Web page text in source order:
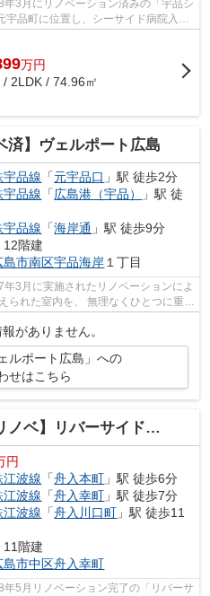
宇品町に位置し、シーサイド病院入口
万円
/ 2LDK / 74.96㎡
済】ヴェルポート広島
宇品線 「元宇品口 」駅 徒歩2分
宇品線 「広島港（宇品）
」駅 徒
宇品線 「海岸通 」駅 徒歩9分
12階建
島市南区宇品海岸 １丁目
られた室内を、 無理なくひとつに重ね
がありません。
ルポート広島」への
せはこちら
ベ】リバーサイドネオ舟入
円
江波線 「舟入本町 」駅 徒歩6分
江波線 「舟入幸町 」駅 徒歩7分
江波線 「舟入川口町 」駅 徒歩11
11階建
島市中区舟入幸町